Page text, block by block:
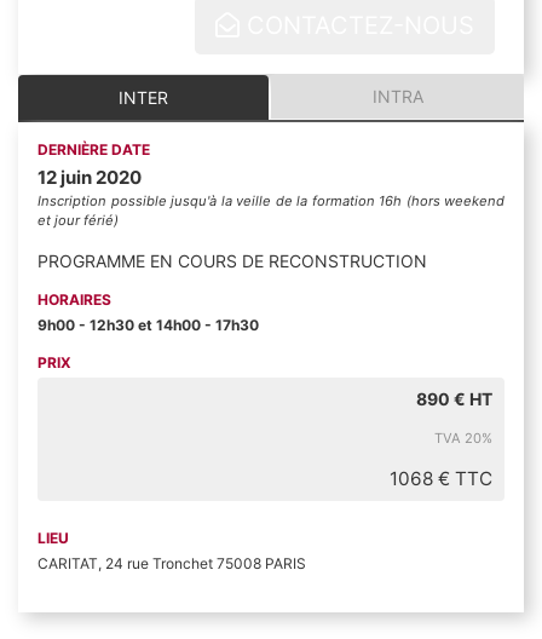
INTER INTRA
DERNIÈRE DATE
12 juin 2020
Inscription possible jusqu'à la veille de la formation 16h (hors weekend
et jour férié)
PROGRAMME EN COURS DE RECONSTRUCTION
HORAIRES
9h00 - 12h30 et 14h00 - 17h30
PRIX
890 € HT
TVA 20%
1068 € TTC
LIEU
CARITAT, 24 rue Tronchet 75008 PARIS